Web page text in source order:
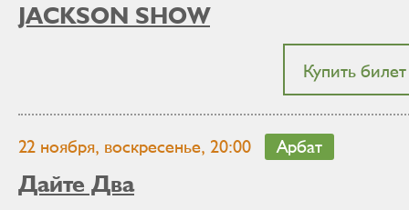
JACKSON SHOW
Купить билет
22 ноября, воскресенье, 20:00 Арбат
Дайте Два